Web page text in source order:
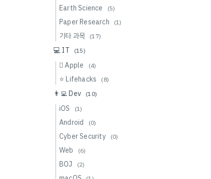
Earth Science (5)
Paper Research (1)
기타 과목 (17)
💻 IT (15)
 Apple (4)
⭐️ Lifehacks (8)
👨‍💻 Dev (10)
iOS (1)
Android (0)
Cyber Security (0)
Web (6)
BOJ (2)